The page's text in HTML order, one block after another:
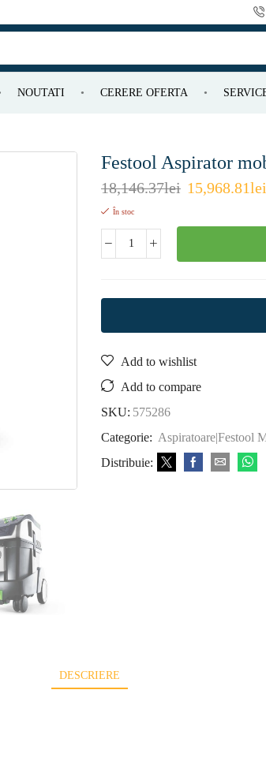
NOUTATI CERERE OFERTA
Festool Aspirator
18,146.37lei 15,968.81lei
În stoc
Add to wishlist
Add to compare
SKU: 575286
Categorie: Aspiratoare|Festool
Distribuie:
DESCRIERE